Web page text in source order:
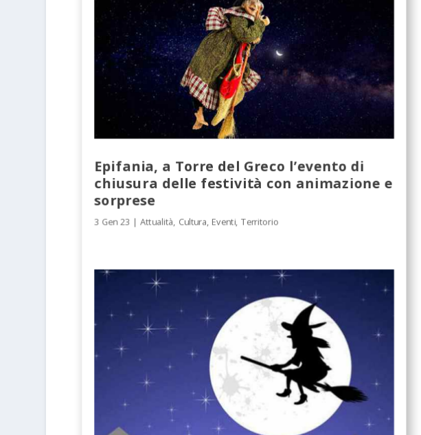
Epifania, a Torre del Greco l’evento di
chiusura delle festività con animazione e
sorprese
3 Gen 23 |Attualità, Cultura, Eventi, Territorio